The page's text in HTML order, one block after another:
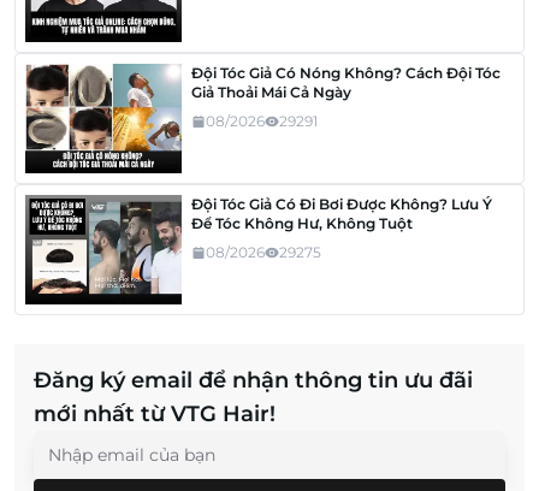
Đội Tóc Giả Có Nóng Không? Cách Đội Tóc
Giả Thoải Mái Cả Ngày
08/2026
29291
Đội Tóc Giả Có Đi Bơi Được Không? Lưu Ý
Để Tóc Không Hư, Không Tuột
08/2026
29275
Đăng ký email để nhận thông tin ưu đãi
mới nhất từ VTG Hair!